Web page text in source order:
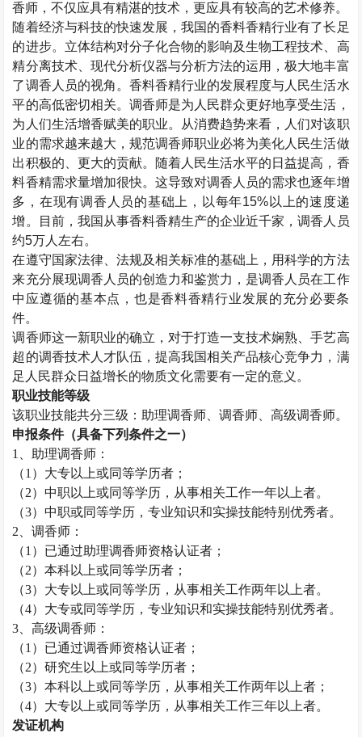
香师，不仅应具有精湛的技术，更应具有较高的艺术修养。
随着经济与科技的快速发展，我国的香料香精行业有了长足
的进步。立体结构对分子化合物的影响及生物工程技术、高
精分离技术、现代分析仪器与分析方法的运用，极大地丰富
了调香人员的视角。香料香精行业的发展程度与人民生活水
平的高低密切相关。调香师是为人民群众更好地享受生活，
为人们生活增香赋美的职业。从消费趋势来看，人们对该职
业的需求越来越大，规范调香师职业必将为美化人民生活做
出积极的、更大的贡献。随着人民生活水平的日益提高，香
料香精需求量增加很快。这导致对调香人员的需求也逐年增
多，在现有调香人员的基础上，以每年15%以上的速度递
增。目前，我国从事香料香精生产的企业近千家，调香人员
约5万人左右。
在遵守国家法律、法规及相关标准的基础上，用科学的方法
来充分展现调香人员的创造力和鉴赏力，是调香人员在工作
中应遵循的基本点，也是香料香精行业发展的充分必要条
件。
调香师这一新职业的确立，对于打造一支技术娴熟、手艺高
超的调香技术人才队伍，提高我国相关产品核心竞争力，满
足人民群众日益增长的物质文化需要有一定的意义。
职业技能等级
该职业技能共分三级：助理调香师 、调香师 、高级调香师。
申报条件（具备下列条件之一）
1、助理调香师 ：
（1）大专以上或同等学历者；
（2）中职以上或同等学历，从事相关工作一年以上者。
（3）中职或同等学历，专业知识和实操技能特别优秀者。
2、调香师 ：
（1）已通过助理调香师资格认证者；
（2）本科以上或同等学历者；
（3）大专以上或同等学历，从事相关工作两年以上者。
（4）大专或同等学历，专业知识和实操技能特别优秀者。
3、高级调香师 ：
（1）已通过调香师资格认证者；
（2）研究生以上或同等学历者；
（3）本科以上或同等学历，从事相关工作两年以上者；
（4）大专以上或同等学历，从事相关工作三年以上者。
发证机构